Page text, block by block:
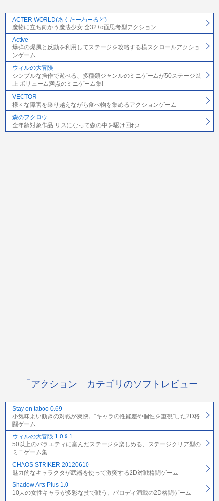
ACTER WORLD(あくたーわーるど)
魔物に立ち向かう魔法少女 全32+α面思考型アクション
Active
爆弾の爆風と反動を利用してステージを攻略する横スクロールアクショ
ンゲーム
ウィルの大冒険
シンプルな操作で遊べる、多種類ジャンルのミニゲームが50ステージ以
上 ボリューム満点のミニゲーム集!
VECTOR
様々な障害を乗り越えながら食べ物を集めるアクションゲーム
森のフクロウ
全年齢対象作品 リスになって森の中を駆け回れ♪
「アクション」カテゴリのソフトレビュー
Stay on taboo 0.69
小気味よい動きの対戦が爽快。“キャラの性能差や個性を重視”した2D格
闘ゲーム
ウィルの大冒険 1.0.9.1
50以上のバラエティに富んだステージを楽しめる、ステージクリア型の
ミニゲーム集
CHAOS STRIKER 20120610
魅力的なキャラクタが武器を使って激突する2D対戦格闘ゲーム
Shadow Arts Plus 1.0
10人の女性キャラが多彩な技で戦う、パロディ満載の2D格闘ゲーム